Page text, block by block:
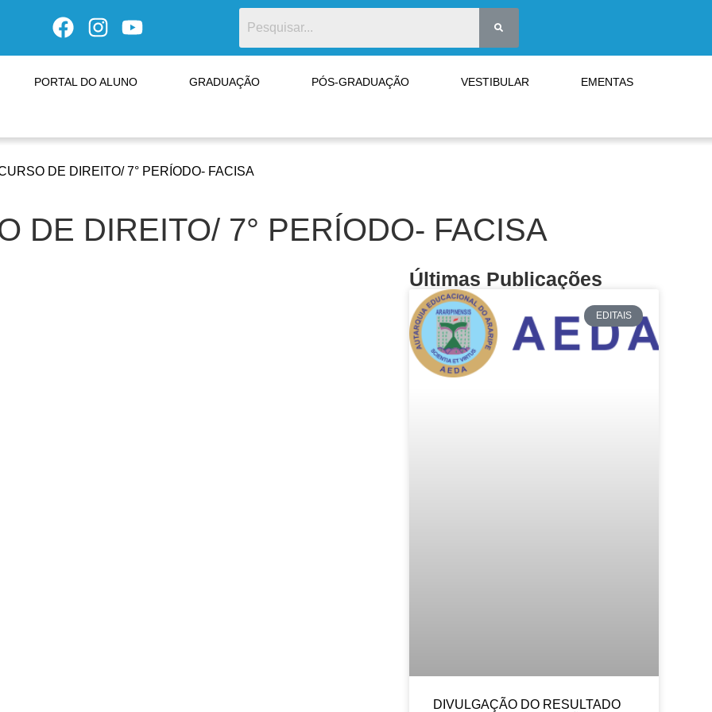
PORTAL DO ALUNO GRADUAÇÃO PÓS-GRADUAÇÃO VESTIBULAR EMENTAS
DE DIREITO/ 7° PERÍODO- FACISA
DE DIREITO/ 7° PERÍODO- FACISA
Últimas Publicações
EDITAIS
DIVULGAÇÃO DO RESULTADO